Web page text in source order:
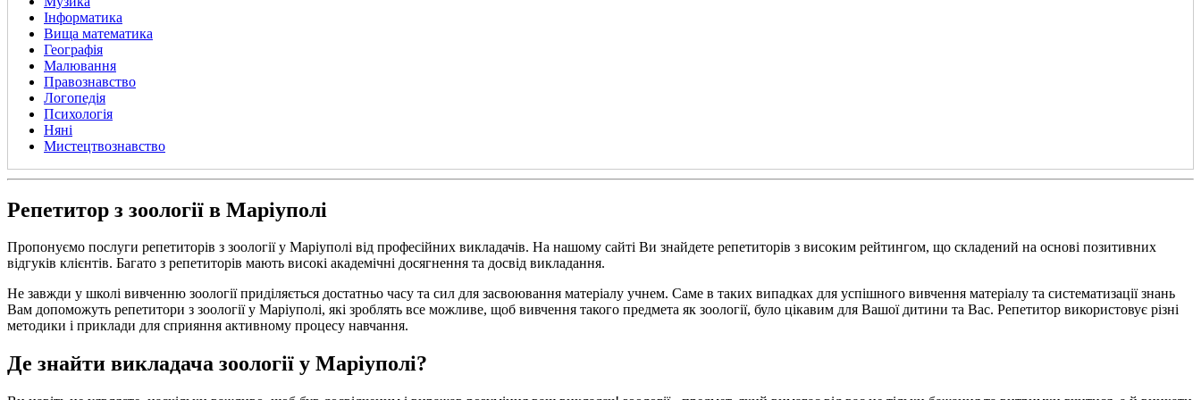
Інформатика
Вища математика
Географія
Малювання
Правознавство
Логопедія
Психологія
Няні
Мистецтвознавство
Репетитор з зоології в Маріуполі
Пропонуємо послуги репетиторів з зоології у Маріуполі від професійних викладачів. На нашому сайті Ви знайдете репетиторів з високим рейтингом, що складений на основі позитивних
відгуків клієнтів. Багато з репетиторів мають високі академічні досягнення та досвід викладання.
Не завжди у школі вивченню зоології приділяється достатньо часу та сил для засвоювання матеріалу учнем. Саме в таких випадках для успішного вивчення матеріалу та систематизації знань
Вам допоможуть репетитори з зоології у Маріуполі, які зроблять все можливе, щоб вивчення такого предмета як зоології, було цікавим для Вашої дитини та Вас. Репетитор використовує різні
методики і приклади для сприяння активному процесу навчання.
Де знайти викладача зоології у Маріуполі?